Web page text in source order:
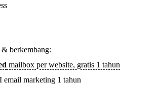
berkembang:
mailbox per website, gratis 1 tahun
email marketing 1 tahun